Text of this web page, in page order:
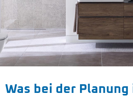
Was bei der Planung